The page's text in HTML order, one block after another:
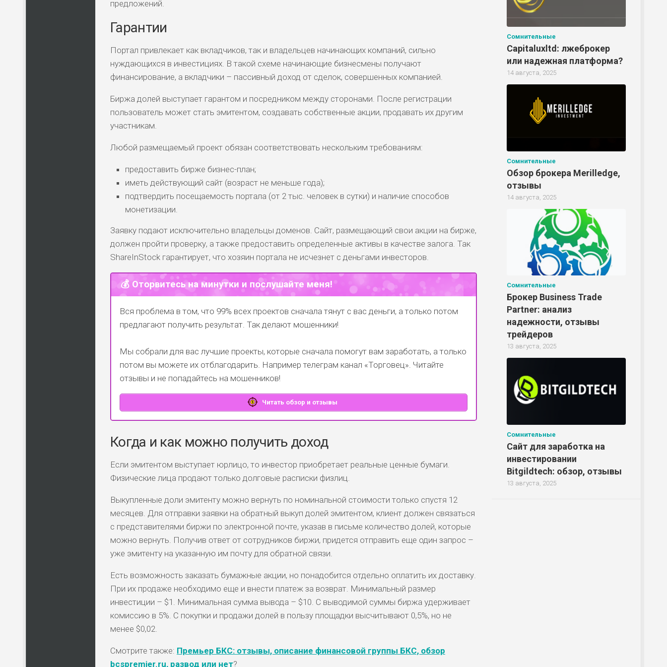
ВСЕМ
НИЗКИЕ НИЗКИЙ НИЗКИЙ 2
ПОДОЙДЕТ
ВСЕМ
НИЗКИЕ
СРЕДНИ
НИЗКИЙ 0 ОБЗОР
предложений.
Гарантии
Портал привлекает как вкладчиков, так и владельцев начинающих компаний, сильно
нуждающихся в инвестициях. В такой схеме начинающие бизнесмены получают
финансирование, а вкладчики – пассивный доход от сделок, совершенных компанией.
Биржа долей выступает гарантом и посредником между сторонами. После регистрации
пользователь может стать эмитентом, создавать собственные акции, продавать их другим
участникам.
Любой размещаемый проект обязан соответствовать нескольким требованиям:
предоставить бирже бизнес-план;
иметь действующий сайт (возраст не меньше года);
подтвердить посещаемость портала (от 2 тыс. человек в сутки) и наличие способов
монетизации.
Заявку подают исключительно владельцы доменов. Сайт, размещающий свои акции на бирже,
должен пройти проверку, а также предоставить определенные активы в качестве залога. Так
ShareInStock гарантирует, что хозяин портала не исчезнет с деньгами инвесторов.
💰 Оторвитесь на минутки и послушайте меня!
Вся проблема в том, что 99% всех проектов сначала тянут с вас деньги, а только потом
предлагают получить результат. Так делают мошенники!
Мы собрали для вас лучшие проекты, которые сначала помогут вам заработать, а только
потом вы можете их отблагодарить. Например телеграм канал «Торговец» . Читайте
отзывы и не попадайтесь на мошенников!
Читать обзор и отзывы
Когда и как можно получить доход
Если эмитентом выступает юрлицо, то инвестор приобретает реальные ценные бумаги.
Физические лица продают только долговые расписки физлиц.
Выкупленные доли эмитенту можно вернуть по номинальной стоимости только спустя 12
месяцев. Для отправки заявки на обратный выкуп долей эмитентом, клиент должен связаться
с представителями биржи по электронной почте, указав в письме количество долей, которые
можно вернуть. Получив ответ от сотрудников биржи, придется отправить еще один запрос –
уже эмитенту на указанную им почту для обратной связи.
Есть возможность заказать бумажные акции, но понадобится отдельно оплатить их доставку.
При их продаже необходимо еще и внести платеж за возврат. Минимальный размер
инвестиции – $1. Минимальная сумма вывода – $10. С выводимой суммы биржа удерживает
комиссию в 5%. С покупки и продажи долей в пользу площадки высчитывают 0,5%, но не
менее $0,02.
Смотрите также: Премьер БКС: отзывы, описание финансовой группы БКС, обзор
bcspremier.ru, развод или нет?
Сомнительные
Capitaluxltd: лжеброкер
или надежная платформа?
14 августа, 2025
Сомнительные
Обзор брокера Merilledge,
отзывы
14 августа, 2025
Сомнительные
Брокер Business Trade
Partner: анализ
надежности, отзывы
трейдеров
13 августа, 2025
Сомнительные
Сайт для заработка на
инвестировании
Bitgildtech: обзор, отзывы
13 августа, 2025